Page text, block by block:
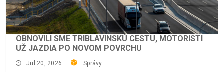
OBNOVILI SME TRIBLAVINSKÚ CESTU, MOTORISTI
UŽ JAZDIA PO NOVOM POVRCHU
Jul 20, 2026 Správy